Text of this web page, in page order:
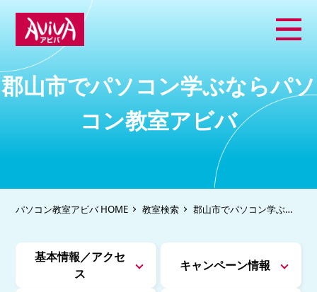
郡山市でパソコン学ぶならパソ
コン教室アビバ
パソコン教室アビバ HOME 教室検索 郡山市でパソコン学ぶな
らパソコン教室アビバ
基本情報／アクセ
ス
キャンペーン情報